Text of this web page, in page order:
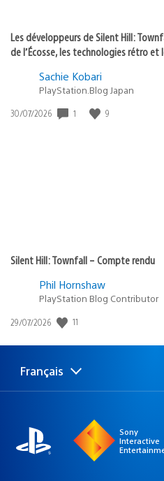
Les développeurs de Silent Hill:
de l’Écosse, les technologies rétro
Sachie Kobari
PlayStation.Blog Japan
Date
30/07/2026 1 9
Silent Hill: Townfall – Compte rendu
Phil Hornshaw
PlayStation Blog Contributor
Date
publication
29/07/2026 11
Choisir
Région
Français
Sony
Interactive